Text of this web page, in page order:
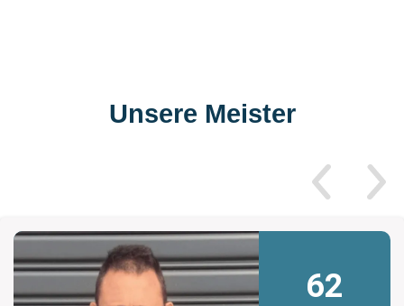
Unsere Meister
62